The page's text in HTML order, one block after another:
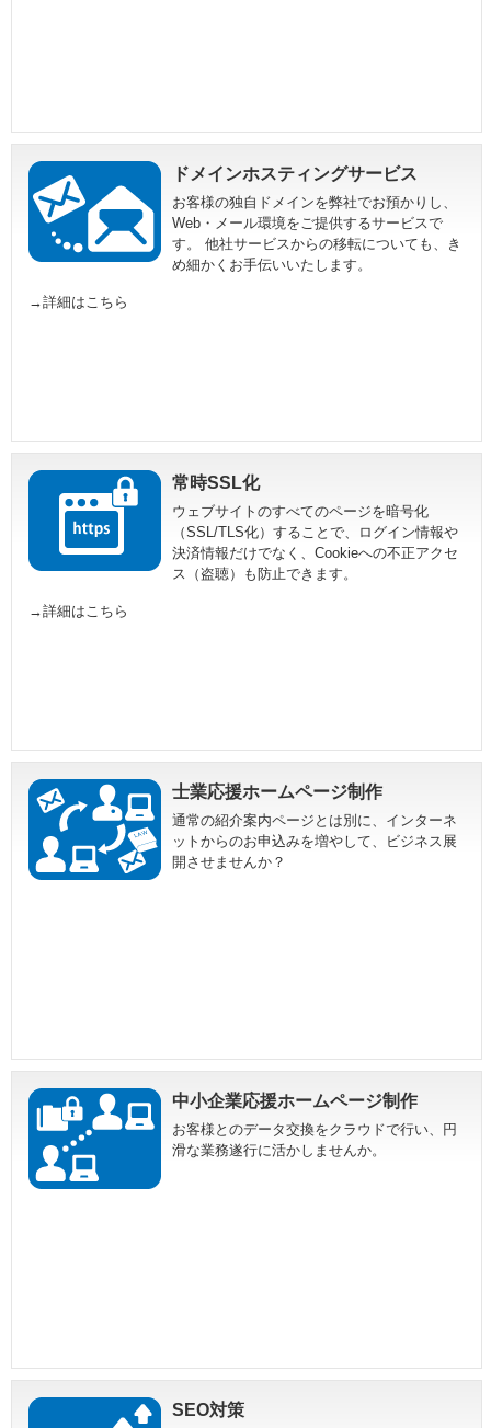
ドメインホスティングサービス
お客様の独自ドメインを弊社でお預かりし、
Web・メール環境をご提供するサービスで
す。 他社サービスからの移転についても、き
め細かくお手伝いいたします。
→詳細はこちら
常時SSL化
ウェブサイトのすべてのページを暗号化
（SSL/TLS化）することで、ログイン情報や
決済情報だけでなく、Cookieへの不正アクセ
ス（盗聴）も防止できます。
→詳細はこちら
士業応援ホームページ制作
通常の紹介案内ページとは別に、インターネ
ットからのお申込みを増やして、ビジネス展
開させませんか？
中小企業応援ホームページ制作
お客様とのデータ交換をクラウドで行い、円
滑な業務遂行に活かしませんか。
SEO対策